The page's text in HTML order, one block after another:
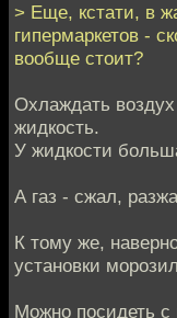
> Еще, кстати, в
гипермаркетов -
вообще стоит?
Охлаждать
жидкость.
У жидкости
А газ - сжал,
К тому же,
установки
Можно посидеть с